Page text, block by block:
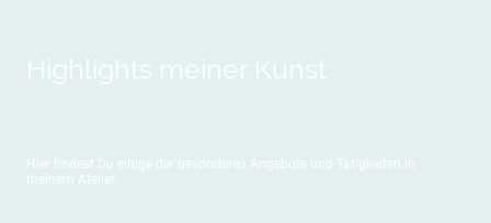
Highlights meiner Kunst
Hier findest Du einige der besonderen Angebote und Tätigkeiten in
meinem Atelier.